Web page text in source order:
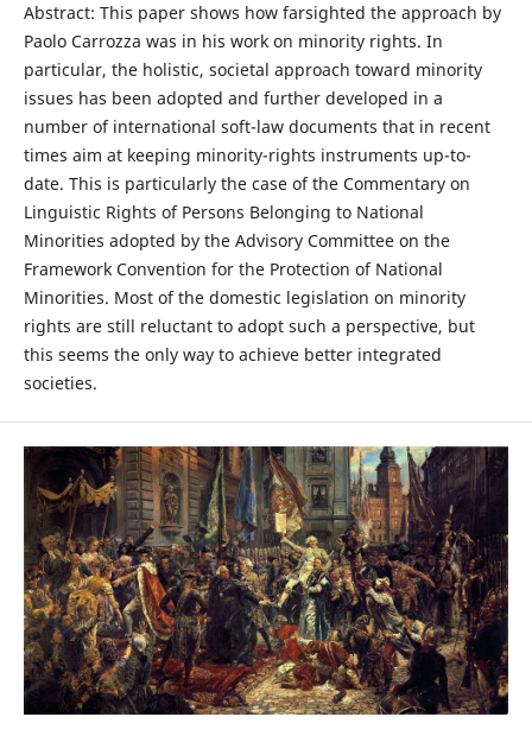
Abstract: This paper shows how farsighted the approach by
Paolo Carrozza was in his work on minority rights. In
particular, the holistic, societal approach toward minority
issues has been adopted and further developed in a
number of international soft-law documents that in recent
times aim at keeping minority-rights instruments up-to-
date. This is particularly the case of the Commentary on
Linguistic Rights of Persons Belonging to National
Minorities adopted by the Advisory Committee on the
Framework Convention for the Protection of National
Minorities. Most of the domestic legislation on minority
rights are still reluctant to adopt such a perspective, but
this seems the only way to achieve better integrated
societies.